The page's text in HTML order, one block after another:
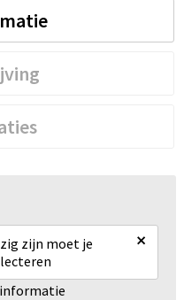
zijn moet je
×
informatie